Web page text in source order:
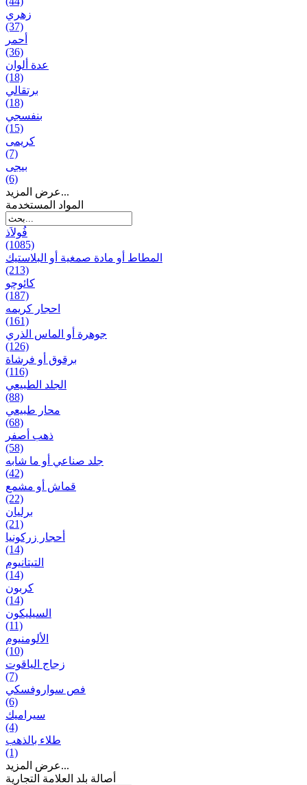
زهري
(37)
أحمر
(36)
عدة ألوان
(18)
برتقالي
(18)
بنفسجي
(15)
کریمی
(7)
بيجی
(6)
عرض المزيد...
المواد المستخدمة
فُولاَذ
(1085)
المطاط أو مادة صمغية أو البلاستيك
(213)
کائوچو
(187)
احجار کریمه
(161)
جوهرة أو الماس الذري
(126)
برقوق أو فرشاة
(116)
الجلد الطبيعي
(88)
محار طبيعي
(68)
ذهب أصفر
(58)
جلد صناعي أو ما شابه
(42)
قماش أو مشمع
(22)
برلیان
(21)
أحجار زركونيا
(14)
التيتانيوم
(14)
كربون
(14)
السيليكون
(11)
الألومنيوم
(10)
زجاج الياقوت
(7)
فص سواروفسكي
(6)
سيراميك
(4)
طلاء بالذهب
(1)
عرض المزيد...
أصالة بلد العلامة التجارية